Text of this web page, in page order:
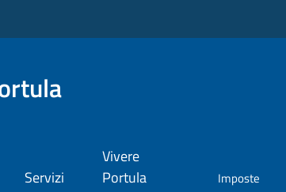
Servizi
Vivere
Portula
Imposte